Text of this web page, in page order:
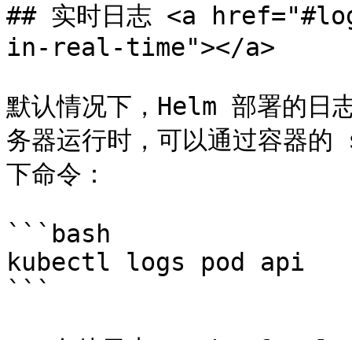
## 实时日志 <a
in-real-time"></a>
默认情况下，Helm 部署的日
务器运行时，可以通过容器
下命令：
```bash
kubectl logs pod api
```